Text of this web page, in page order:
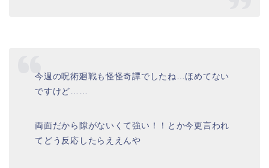
今週の呪術廻戦も怪怪奇譚でしたね…ほめてない
ですけど……
両面だから隙がないくて強い！！とか今更言われ
てどう反応したらええんや